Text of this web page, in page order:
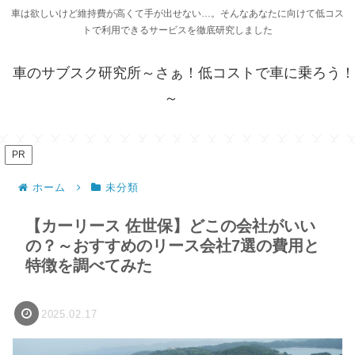
車は欲しいけど維持費が高くて手が出せない…。そんなあなたに向けて低コス
トで利用できるサービスを徹底研究しました
車のサブスク研究所～さぁ！低コストで車に乗ろう！
～
PR
ホーム 未分類
【カーリース 佐世保】どこの会社がいい
の？～おすすめのリース会社7選の費用と
特徴を調べてみた
2025.02.17